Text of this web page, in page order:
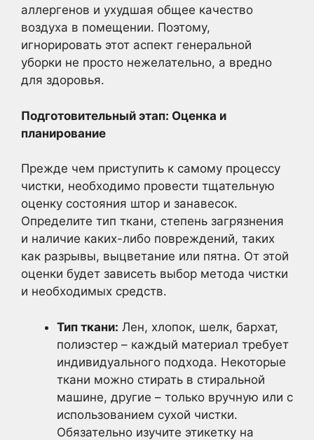
аллергенов и ухудшая общее качество
воздуха в помещении. Поэтому,
игнорировать этот аспект генеральной
уборки не просто нежелательно, а вредно
для здоровья.
Подготовительный этап: Оценка и
планирование
Прежде чем приступить к самому процессу
чистки, необходимо провести тщательную
оценку состояния штор и занавесок.
Определите тип ткани, степень загрязнения
и наличие каких-либо повреждений, таких
как разрывы, выцветание или пятна. От этой
оценки будет зависеть выбор метода чистки
и необходимых средств.
Тип ткани: Лен, хлопок, шелк, бархат,
полиэстер – каждый материал требует
индивидуального подхода. Некоторые
ткани можно стирать в стиральной
машине, другие – только вручную или с
использованием сухой чистки.
Обязательно изучите этикетку на